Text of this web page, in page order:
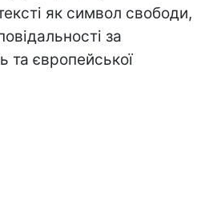
як символ свободи,
за
та європейської